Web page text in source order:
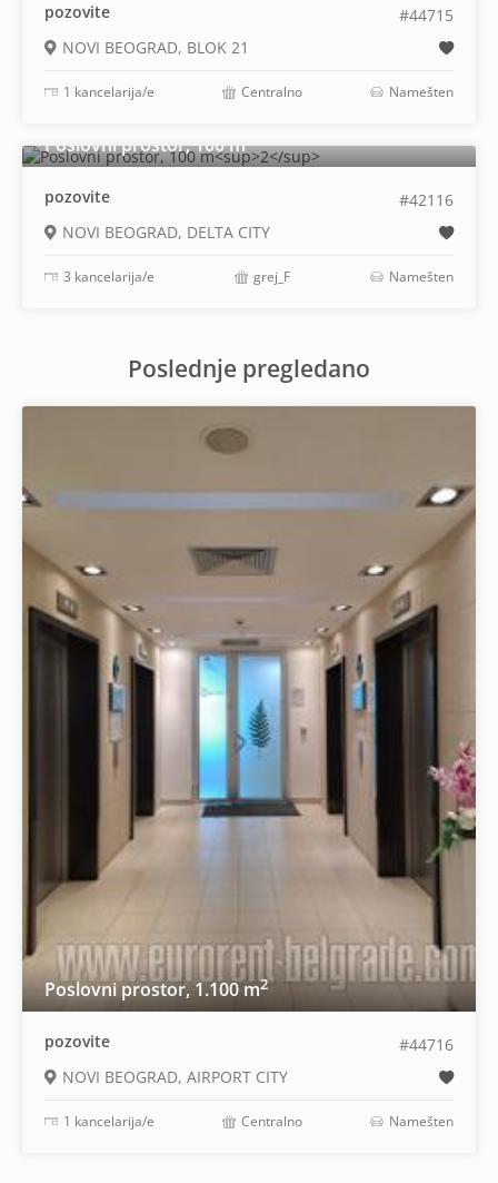
pozovite
#44715
NOVI BEOGRAD, BLOK 21
1 kancelarija/e Centralno Namešten
Poslovni prostor, 100 m
pozovite
#42116
NOVI BEOGRAD, DELTA CITY
3 kancelarija/e grej_F Namešten
Poslednje pregledano
Poslovni prostor, 1.100 m2
pozovite
#44716
NOVI BEOGRAD, AIRPORT CITY
1 kancelarija/e Centralno Namešten